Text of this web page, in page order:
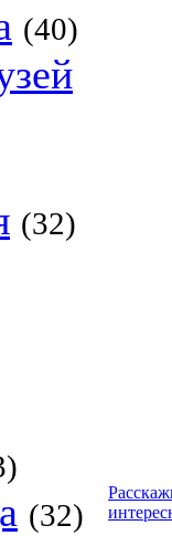
(40)
(32)
(32)